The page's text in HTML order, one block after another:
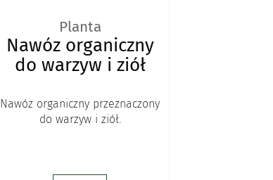
Planta
Nawóz organiczny
do warzyw i ziół
Nawóz organiczny przeznaczony
do warzyw i ziół.